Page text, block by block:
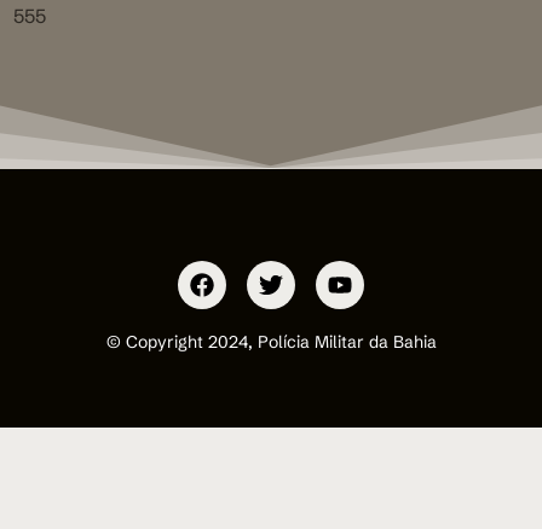
555
© Copyright 2024, Polícia Militar da Bahia